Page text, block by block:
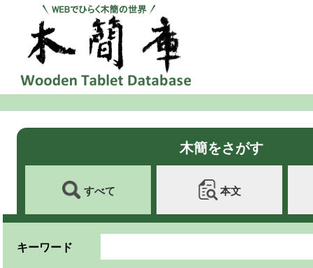
木簡をさがす
すべて 本文
キーワード